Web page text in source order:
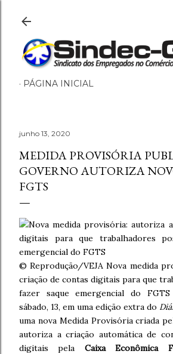
PÁGINA INICIAL
junho 13, 2020
MEDIDA PROVISÓRIA
GOVERNO AUTORIZA
FGTS
© Reprodução/VEJA Nova medida
criação de contas digitais para que
fazer saque emergencial do FGTS
sábado, 13, em uma edição extra do
uma nova Medida Provisória criada
autoriza a criação automática de
digitais pela Caixa Econômica